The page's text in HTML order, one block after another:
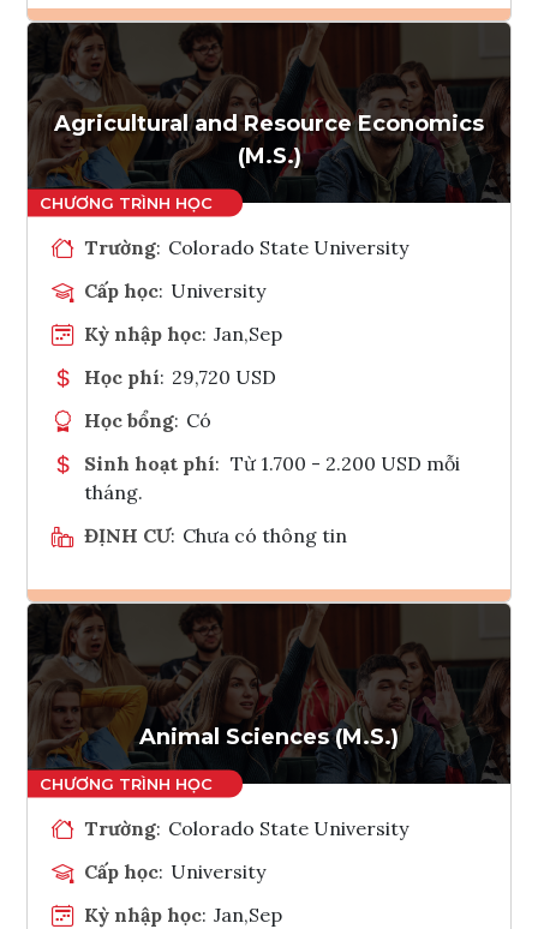
Ghi danh
Tham vấn Interlink
Agricultural and Resource Economics
(M.S.)
Trường: Colorado State University
Cấp học: University
Kỳ nhập học: Jan,Sep
Học phí: 29,720 USD
Học bổng: Có
Sinh hoạt phí: Từ 1.700 - 2.200 USD mỗi
tháng.
ĐỊNH CƯ: Chưa có thông tin
Ghi danh
Tham vấn Interlink
Animal Sciences (M.S.)
Trường: Colorado State University
Cấp học: University
Kỳ nhập học: Jan,Sep